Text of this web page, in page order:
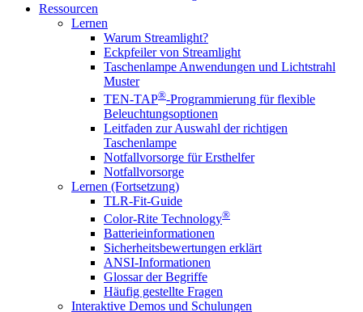
Ressourcen
Lernen
Warum Streamlight?
Eckpfeiler von Streamlight
Taschenlampe Anwendungen und Lichtstrahl
Muster
TEN-TAP®-Programmierung für flexible
Beleuchtungsoptionen
Leitfaden zur Auswahl der richtigen
Taschenlampe
Notfallvorsorge für Ersthelfer
Notfallvorsorge
Lernen (Fortsetzung)
TLR-Fit-Guide
Color-Rite Technology®
Batterieinformationen
Sicherheitsbewertungen erklärt
ANSI-Informationen
Glossar der Begriffe
Häufig gestellte Fragen
Interaktive Demos und Schulungen